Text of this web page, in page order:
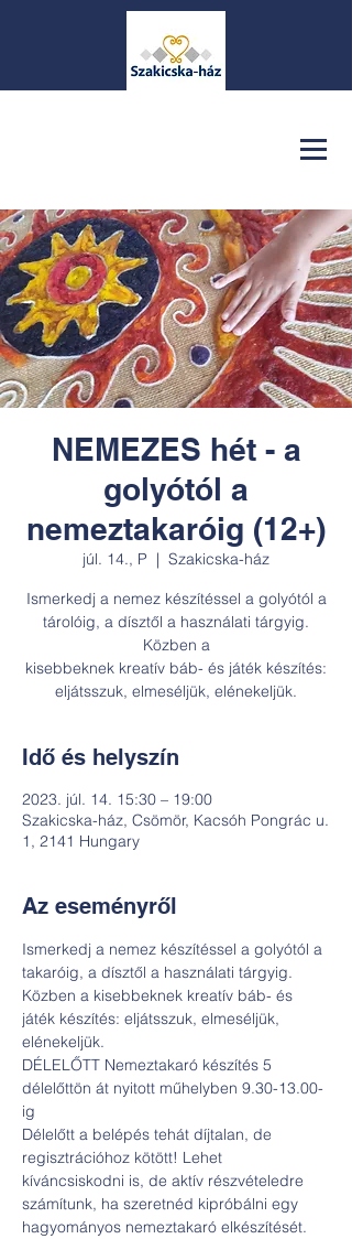
NEMEZES hét - a
golyótól a
nemeztakaróig (12+)
júl. 14., P
  |
Szakicska-ház
Ismerkedj a nemez készítéssel a golyótól a
tárolóig, a dísztől a használati tárgyig.
Közben a
kisebbeknek kreatív báb- és játék készítés:
eljátsszuk, elmeséljük, elénekeljük.
Idő és helyszín
2023. júl. 14. 15:30 – 19:00
Szakicska-ház, Csömör, Kacsóh Pongrác u.
1, 2141 Hungary
Az eseményről
Ismerkedj a nemez készítéssel a golyótól a
takaróig, a dísztől a használati tárgyig.
Közben a kisebbeknek kreatív báb- és
játék készítés: eljátsszuk, elmeséljük,
elénekeljük.
DÉLELŐTT Nemeztakaró készítés 5
délelőttön át nyitott műhelyben 9.30-13.00-
ig
Délelőtt a belépés tehát díjtalan, de
regisztrációhoz kötött! Lehet
kíváncsiskodni is, de aktív részvételedre
számítunk, ha szeretnéd kipróbálni egy
hagyományos nemeztakaró elkészítését.